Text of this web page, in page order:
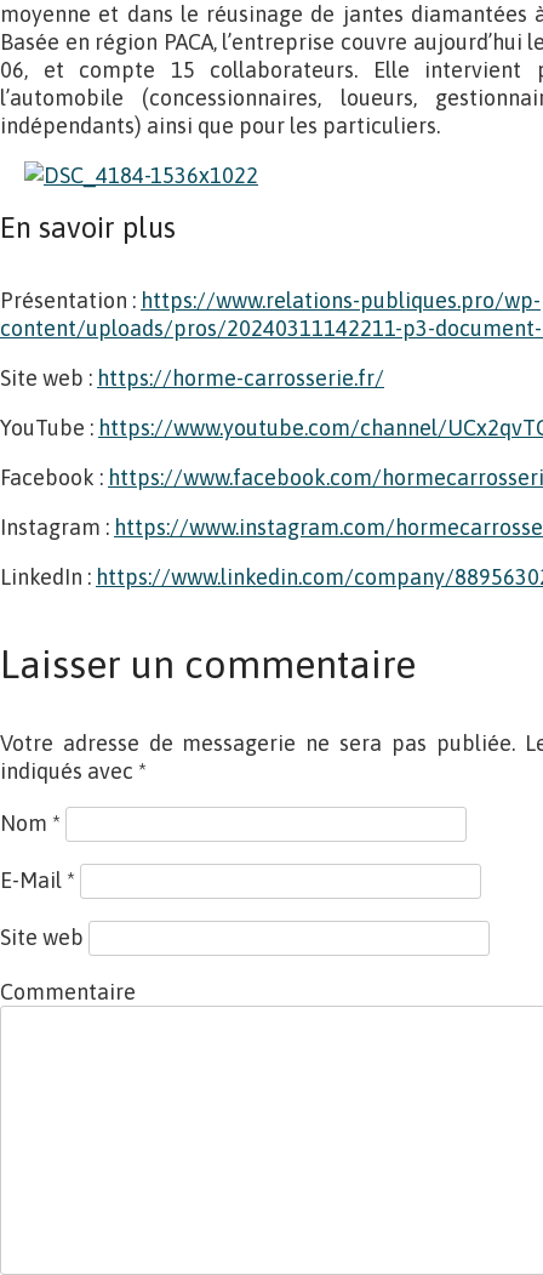
moyenne et dans le réusinage de jantes diamantées
Basée en région PACA, l’entreprise couvre aujourd’hui
06, et compte 15 collaborateurs. Elle intervient
l’automobile (concessionnaires, loueurs,
indépendants) ainsi que pour les particuliers.
En savoir plus
Présentation : https://www.relations-publiques.pro/wp-
content/uploads/pros/20240311142211-p3-
Site web : https://horme-carrosserie.fr/
YouTube : https://www.youtube.com/channel/
Facebook : https://www.facebook.com/
Instagram : https://www.instagram.com/
LinkedIn : https://www.linkedin.com/company/
Laisser un commentaire
Votre adresse de messagerie ne sera pas publiée.
indiqués avec *
Nom *
E-Mail *
Site web
Commentaire